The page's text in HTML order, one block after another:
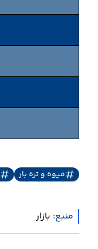
میوه و تره بار
منبع: بازار